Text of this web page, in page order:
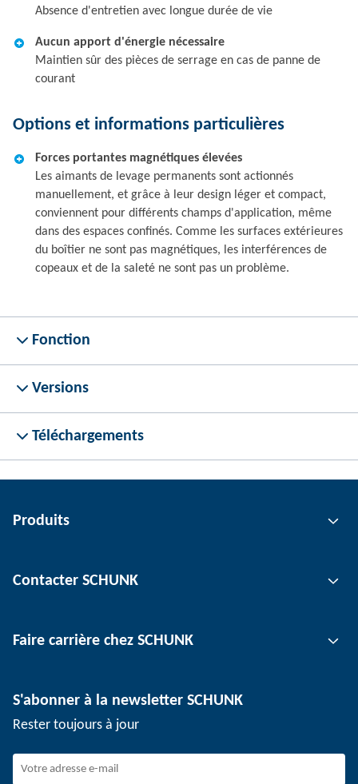
Absence d'entretien avec longue durée de vie
Aucun apport d'énergie nécessaire
Maintien sûr des pièces de serrage en cas de panne de
courant
Options et informations particulières
Forces portantes magnétiques élevées
Les aimants de levage permanents sont actionnés
manuellement, et grâce à leur design léger et compact,
conviennent pour différents champs d'application, même
dans des espaces confinés. Comme les surfaces extérieures
du boîtier ne sont pas magnétiques, les interférences de
copeaux et de la saleté ne sont pas un problème.
Fonction
Versions
Téléchargements
Produits
Technologie d'automatisation
Technologie de serrage de pièce
Contacter SCHUNK
Sites
Événements
Faire carrière chez SCHUNK
SCHUNK en tant qu'employeur
Rejoindre SCHUNK
S'abonner à la newsletter SCHUNK
Rester toujours à jour